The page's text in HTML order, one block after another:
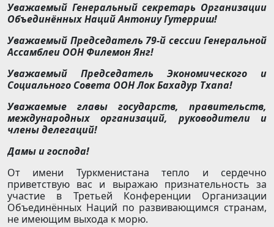
Уважаемый Генеральный секретарь Организации
Объединённых Наций Антониу Гутерриш!
Уважаемый Председатель 79-й сессии Генеральной
Ассамблеи ООН Филемон Янг!
Уважаемый Председатель Экономического и
Социального Совета ООН Лок Бахадур Тхапа!
Уважаемые главы государств, правительств,
международных организаций, руководители и
члены делегаций!
Дамы и господа!
От имени Туркменистана тепло и сердечно
приветствую вас и выражаю признательность за
участие в Третьей Конференции Организации
Объединённых Наций по развивающимся странам,
не имеющим выхода к морю.